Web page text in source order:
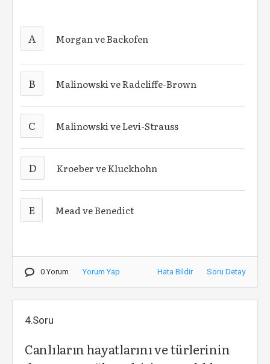
A Morgan ve Backofen
B Malinowski ve Radcliffe-Brown
C Malinowski ve Levi-Strauss
D Kroeber ve Kluckhohn
E Mead ve Benedict
0 Yorum Yorum Yap Hata Bildir Soru Detay
4.Soru
Canlıların hayatlarını ve türlerinin